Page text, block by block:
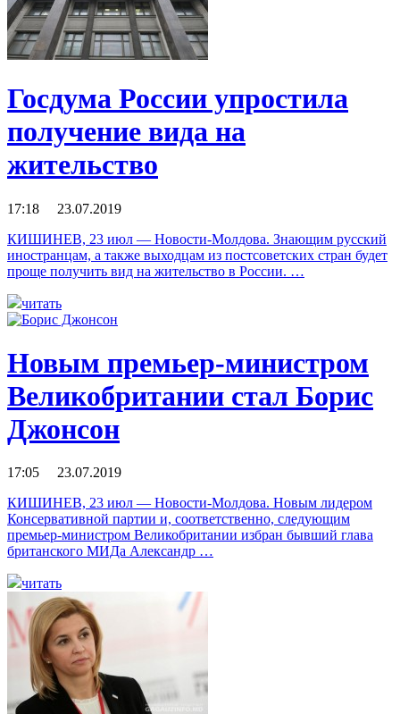
Госдума России упростила
получение вида на
жительство
17:18 23.07.2019
КИШИНЕВ, 23 июл — Новости-Молдова. Знающим русский
иностранцам, а также выходцам из постсоветских стран будет
проще получить вид на жительство в России. …
читать
Новым премьер-министром
Великобритании стал Борис
Джонсон
17:05 23.07.2019
КИШИНЕВ, 23 июл — Новости-Молдова. Новым лидером
Консервативной партии и, соответственно, следующим
премьер-министром Великобритании избран бывший глава
британского МИДа Александр …
читать